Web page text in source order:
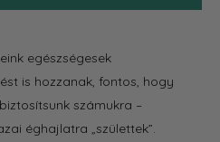
egészségesek
is hozzanak, fontos, hogy
számukra –
éghajlatra „születtek”.